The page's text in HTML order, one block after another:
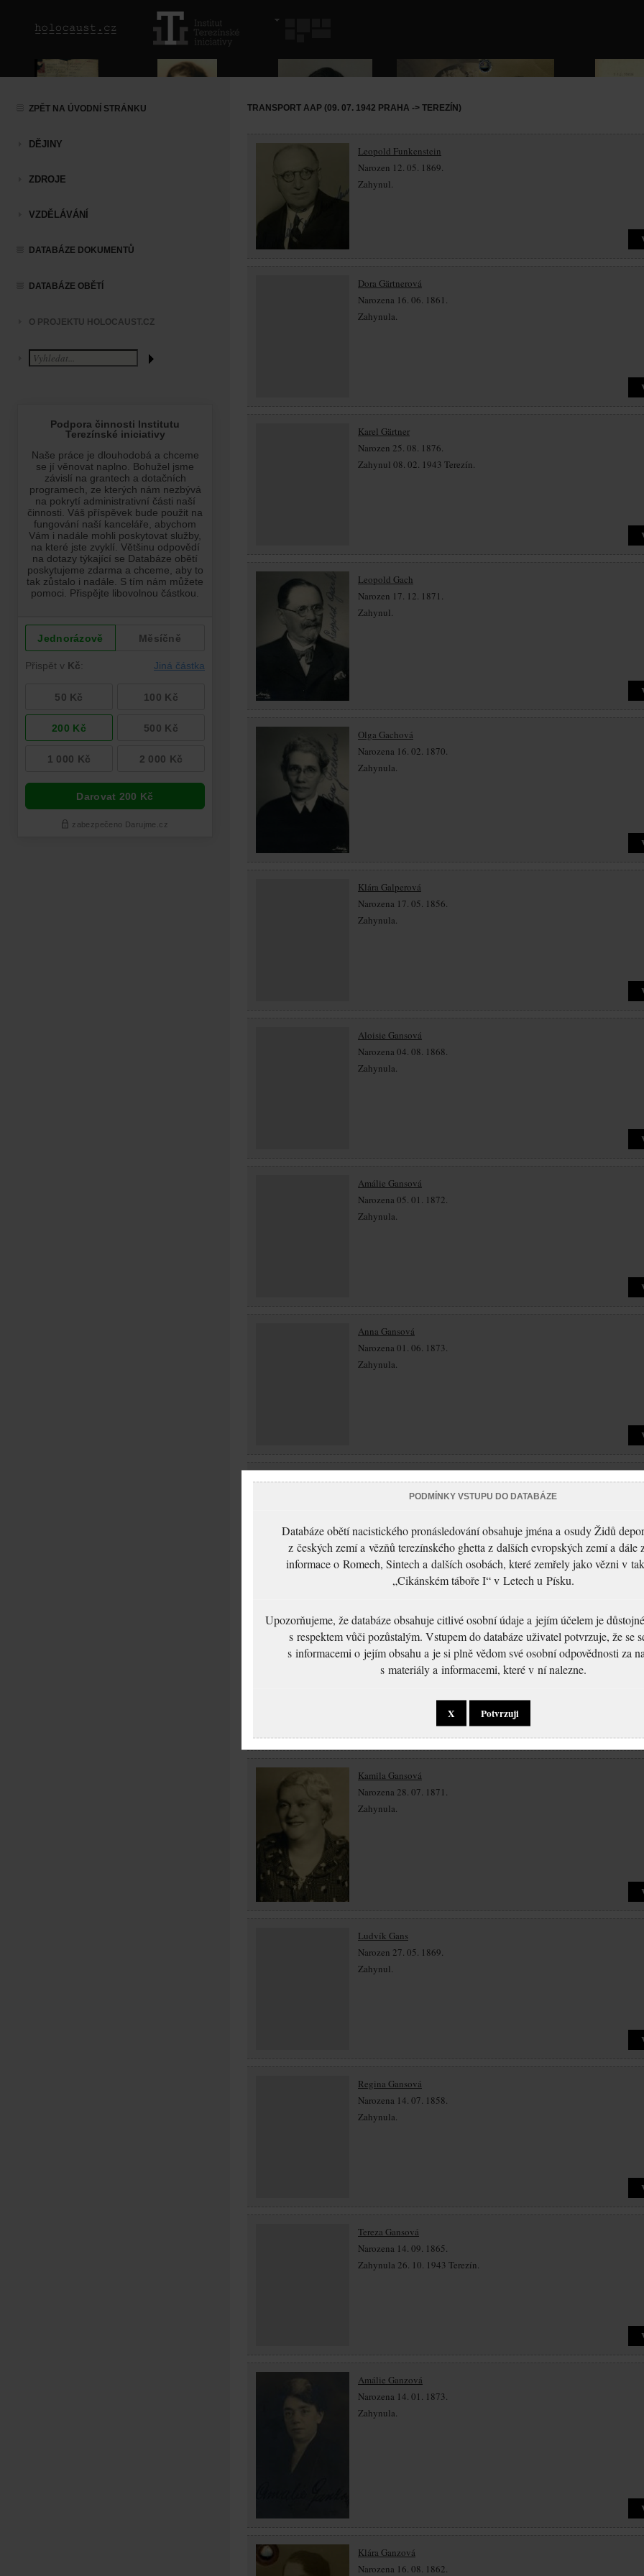
ZPĚT NA ÚVODNÍ STRÁNKU
DĚJINY
ZDROJE
VZDĚLÁVÁNÍ
DATABÁZE DOKUMENTŮ
DATABÁZE OBĚTÍ
O PROJEKTU HOLOCAUST.CZ
TRANSPORT AAP (09. 07. 1942 PRAHA -> TEREZÍN)
Leopold Funkenstein
Narozen 12. 05. 1869.
Zahynul.
Dora Gärtnerová
Narozena 16. 06. 1861.
Zahynula.
Karel Gärtner
Narozen 25. 08. 1876.
Zahynul 08. 02. 1943 Terezín.
Leopold Gach
Narozen 17. 12. 1871.
Zahynul.
Olga Gachová
Narozena 16. 02. 1870.
Zahynula.
Klára Galperová
Narozena 17. 05. 1856.
Zahynula.
Aloisie Gansová
Narozena 04. 08. 1868.
Zahynula.
Amálie Gansová
Narozena 05. 01. 1872.
Zahynula.
Anna Gansová
Narozena 01. 06. 1873.
Zahynula.
Hermann Gans
Narozen 27. 12. 1858.
Julie Gansová
Narozena 04. 02. 1863.
Zahynula.
Kamila Gansová
Narozena 28. 07. 1871.
Zahynula.
Ludvík Gans
Narozen 27. 05. 1869.
Zahynul.
Regina Gansová
Narozena 14. 07. 1858.
Zahynula.
Tereza Gansová
Narozena 14. 09. 1865.
Zahynula 26. 10. 1943 Terezín.
Amálie Ganzová
Narozena 14. 01. 1873.
Zahynula.
Klára Ganzová
Narozena 16. 08. 1862.
PODMÍNKY VSTUPU DO DATABÁZE
Databáze obětí nacistického pronásledování obsahuje jména a osudy Židů
z českých zemí a vězňů terezínského ghetta z dalších evropských zemí a dále
informace o Romech, Sintech a dalších osobách, které zemřely jako vězni v
„Cikánském táboře I“ v Letech u Písku.
Upozorňujeme, že databáze obsahuje citlivé osobní údaje a jejím účelem je
s respektem vůči pozůstalým. Vstupem do databáze uživatel potvrzuje, že se
s informacemi o jejím obsahu a je si plně vědom své osobní odpovědnosti za
s materiály a informacemi, které v ní nalezne.
X Potvrzuji